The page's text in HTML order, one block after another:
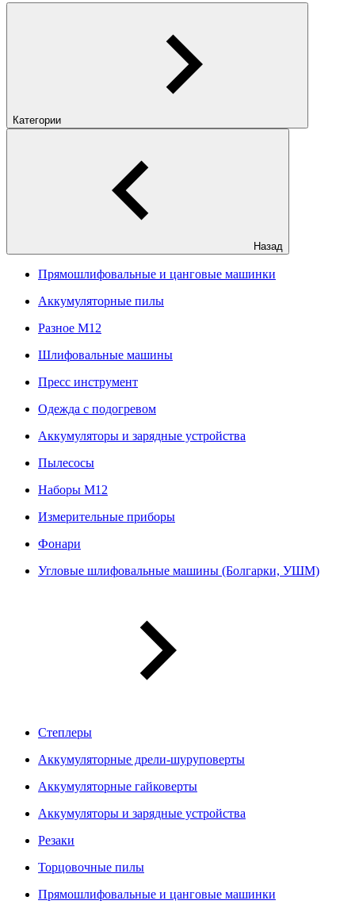
Категории
Назад
Прямошлифовальные и цанговые машинки
Аккумуляторные пилы
Разное M12
Шлифовальные машины
Пресс инструмент
Одежда с подогревом
Аккумуляторы и зарядные устройства
Пылесосы
Наборы М12
Измерительные приборы
Фонари
Угловые шлифовальные машины (Болгарки, УШМ)
Степлеры
Аккумуляторные дрели-шуруповерты
Аккумуляторные гайковерты
Аккумуляторы и зарядные устройства
Резаки
Торцовочные пилы
Прямошлифовальные и цанговые машинки